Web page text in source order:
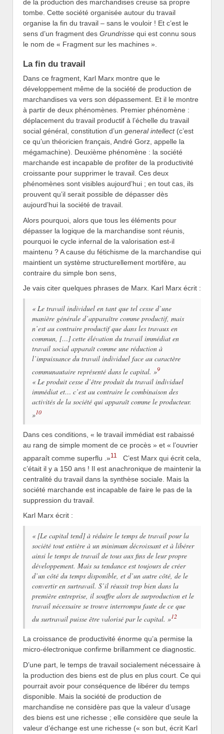
de la production des marchandises creuse sa propre
tombe. Cette société organisée autour du travail
organise la fin du travail – sans le vouloir ! Et c’est le
sens d’un fragment des Grundrisse qui est connu sous
le nom de « Fragment sur les machines ».
La fin du travail
Dans ce fragment, Karl Marx montre que le
développement même de la société de production de
marchandises va vers son dépassement. Et il le montre
à partir de deux phénomènes. Premier phénomène :
déplacement du travail productif à l’échelle du travail
social général, constitution d’un general intellect (c’est
ce qu’un théoricien français, André Gorz, appelle la
mégamachine). Deuxième phénomène : la société
marchande est incapable de profiter de la productivité
croissante pour supprimer le travail. Ces deux
phénomènes sont visibles aujourd’hui ; en tout cas, ils
prouvent qu’il serait possible de dépasser dès
aujourd’hui la société de travail.
Alors pourquoi, alors que tous les éléments pour
dépasser la logique de la marchandise sont réunis,
pourquoi le cycle infernal de la valorisation est-il
maintenu ? A cause du fétichisme de la marchandise qui
maintient un système structurellement mortifère, au
contraire du simple bon sens,
Je vais citer quelques phrases de Marx. Karl Marx écrit :
« Le travail individuel en tant que tel cesse d’une
manière générale d’apparaître comme productif, mais
n’est au contraire productif que dans les travaux en
commun, […] cette élévation du travail immédiat en
travail social apparaît comme une réduction à
l’impuissance du travail individuel face au caractère
communautaire représenté dans le capital. »9
« Le produit cesse d’être produit du travail individuel
immédiat et… c’est au contraire le combinaison des
activités de la société qui apparaît comme le producteur.
»10
Dans ces conditions, « le travail immédiat est rabaissé
au rang de simple moment de ce procès » et « l’ouvrier
apparaît comme superflu .»11
C’est Marx qui écrit cela,
c’était il y a 150 ans ! Il est anachronique de maintenir la
centralité du travail dans la synthèse sociale. Mais la
société marchande est incapable de faire le pas de la
suppression du travail.
Karl Marx écrit :
« [Le capital tend] à réduire le temps de travail pour la
société tout entière à un minimum décroissant et à libérer
ainsi le temps de travail de tous aux fins de leur propre
développement. Mais sa tendance est toujours de créer
d’un côté du temps disponible, et d’un autre côté, de le
convertir en surtravail. S’il réussit trop bien dans la
première entreprise, il souffre alors de surproduction et le
travail nécessaire se trouve interrompu faute de ce que
du surtravail puisse être valorisé par le capital. »12
La croissance de productivité énorme qu’a permise la
micro-électronique confirme brillamment ce diagnostic.
D’une part, le temps de travail socialement nécessaire à
la production des biens est de plus en plus court. Ce qui
pourrait avoir pour conséquence de libérer du temps
disponible. Mais la société de production de
marchandise ne considère pas que la valeur d’usage
des biens est une richesse ; elle considère que seule la
valeur d’échange est une richesse (« son but, écrit Karl